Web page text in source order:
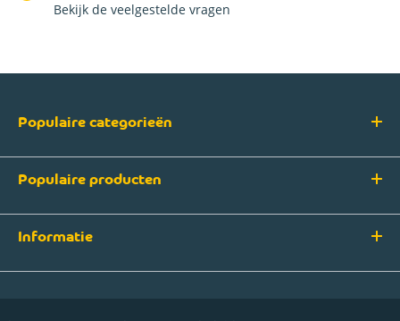
Bekijk de veelgestelde vragen
Populaire categorieën
Populaire producten
Informatie